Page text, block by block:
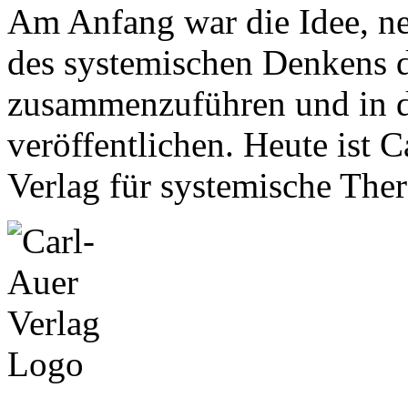
Am Anfang war die Idee,
des systemischen Denkens
zusammenzuführen und in
veröffentlichen. Heute ist
Verlag für systemische